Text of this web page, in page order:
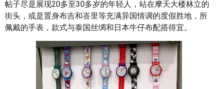
帖子尽是展现20多至30多岁的年轻人，站在摩天大楼林立的
街头，或是置身布吉和峇里等充满异国情调的度假胜地，所
佩戴的手表，款式与泰国丝绸和日本牛仔布配搭得宜。